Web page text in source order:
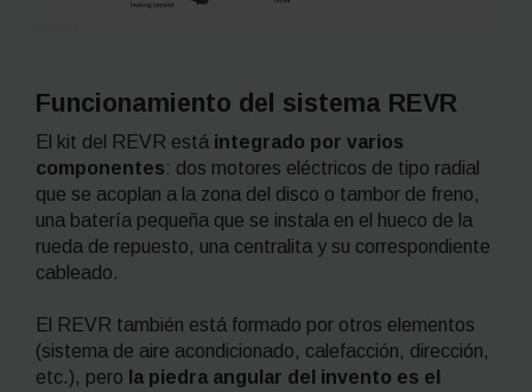
Funcionamiento del sistema REVR
El kit del REVR está integrado por varios
componentes: dos motores eléctricos de tipo radial
que se acoplan a la zona del disco o tambor de freno,
una batería pequeña que se instala en el hueco de la
rueda de repuesto, una centralita y su correspondiente
cableado.
El REVR también está formado por otros elementos
(sistema de aire acondicionado, calefacción, dirección,
etc.), pero la piedra angular del invento es el